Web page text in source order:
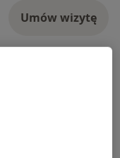
Umów wizytę